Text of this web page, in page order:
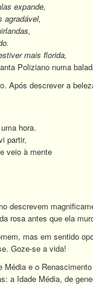
expande,
agradável,
mais florida,
Poliziano numa
Após descrever a
hora.
partir,
veio à mente
descrevem
rosa antes que ela
mas em sentido
Goze-se a vida!
e o
a Idade Média, de